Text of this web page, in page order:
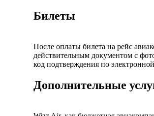
Билеты
После оплаты билета на рейс
действительным документом с
код подтверждения по
Дополнительные